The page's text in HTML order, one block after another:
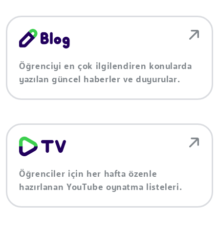
Öğrenciyi en çok ilgilendiren konularda
yazılan güncel haberler ve duyurular.
Öğrenciler için her hafta özenle
hazırlanan YouTube oynatma listeleri.